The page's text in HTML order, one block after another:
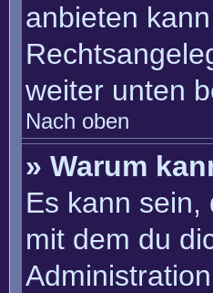
anbieten
weiter unten
Nach oben
» Warum
Es kann
mit dem du